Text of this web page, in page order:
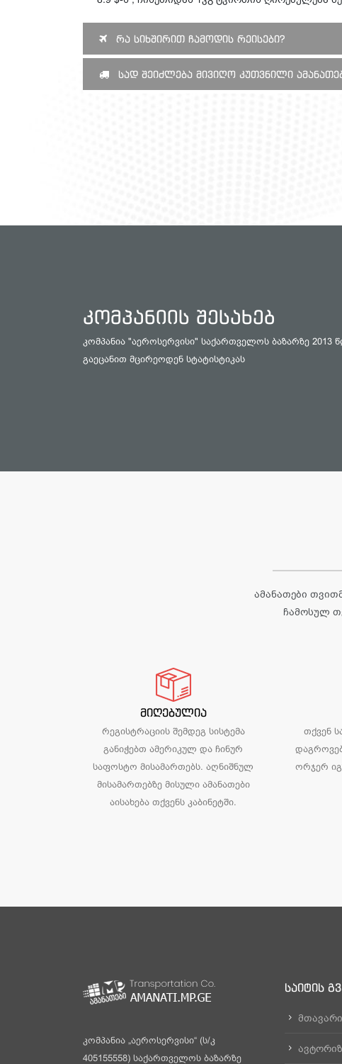
რა სიხშირით ჩამოდის რეისები?
სად შეიძლება მივიღო კუთვნილი
კომპანიის შესახებ
კომპანია "აეროსერვისი" საქართველოს ბაზარზე 2013
გაეცანით მცირეოდენ სტატისტიკას
ამანათები
ჩამოსულ
მიღებულია
რეგისტრაციის შემდეგ სისტემა
განიჭებთ ამერიკულ და ჩინურ
საფოსტო მისამართებს. აღნიშნულ
მისამართებზე მისული ამანათები
აისახება თქვენს კაბინეტში.
თქვენ
ორჯერ
კომპანია „აეროსერვისი“ (ს/კ
405155558) საქართველოს ბაზარზე
ᲡᲐᲘᲢᲘᲡ
მთავარი